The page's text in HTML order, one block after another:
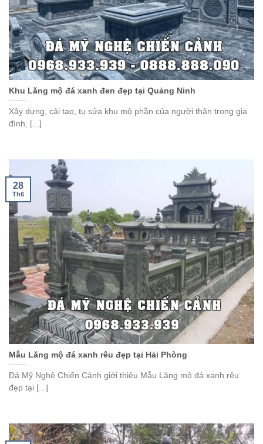
Khu Lăng mộ đá xanh đen đẹp tại Quảng Ninh
Xây dựng, cải tạo, tu sửa khu mộ phần của người thân trong gia
đình, [...]
Mẫu Lăng mộ đá xanh rêu đẹp tại Hải Phòng
Đá Mỹ Nghệ Chiến Cảnh giới thiệu Mẫu Lăng mộ đá xanh rêu
đẹp tại [...]
28
Th6